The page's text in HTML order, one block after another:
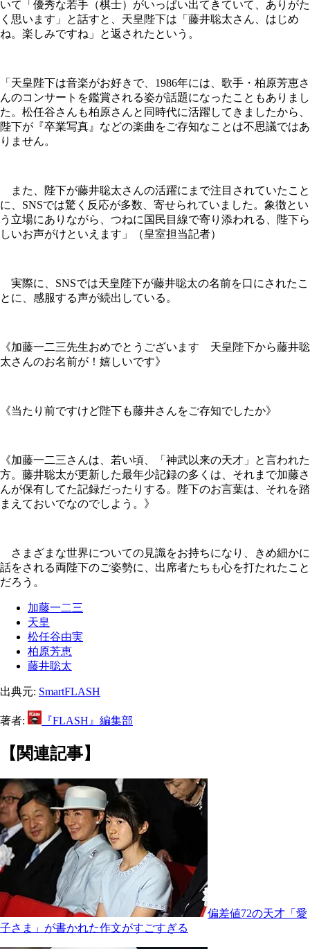
いて「優秀な若手（棋士）がいっぱい出てきていて、ありがた
く思います」と話すと、天皇陛下は「藤井聡太さん、はじめ
ね。楽しみですね」と返されたという。
「天皇陛下は音楽がお好きで、1986年には、歌手・柏原芳恵さ
んのコンサートを鑑賞される姿が話題になったこともありまし
た。松任谷さんも柏原さんと同時代に活躍してきましたから、
陛下が『卒業写真』などの楽曲をご存知なことは不思議ではあ
りません。
また、陛下が藤井聡太さんの活躍にまで注目されていたこと
に、SNSでは驚く反応が多数、寄せられていました。象徴とい
う立場にありながら、つねに国民目線で寄り添われる、陛下ら
しいお声がけといえます」（皇室担当記者）
実際に、SNSでは天皇陛下が藤井聡太の名前を口にされたこ
とに、感服する声が続出している。
《加藤一二三先生おめでとうございます 天皇陛下から藤井聡
太さんのお名前が！嬉しいです》
《当たり前ですけど陛下も藤井さんをご存知でしたか》
《加藤一二三さんは、若い頃、「神武以来の天才」と言われた
方。藤井聡太が更新した最年少記録の多くは、それまで加藤さ
んが保有してた記録だったりする。陛下のお言葉は、それを踏
まえておいでなのでしよう。》
さまざまな世界についての見識をお持ちになり、きめ細かに
話をされる両陛下のご姿勢に、出席者たちも心を打たれたこと
だろう。
加藤一二三
天皇
松任谷由実
柏原芳恵
藤井聡太
出典元: SmartFLASH
著者: 『FLASH』編集部
【関連記事】
偏差値72の天才「愛
子さま」が書かれた作文がすごすぎる